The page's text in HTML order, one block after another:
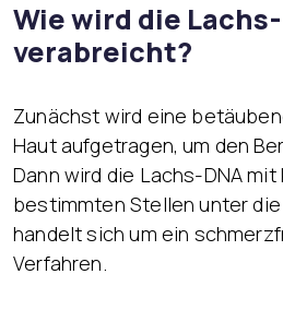
Wie wird die
verabreicht?
Zunächst wird eine
Haut aufgetragen, um den
Dann wird die Lachs-DNA mit
bestimmten Stellen unter
handelt sich um ein
Verfahren.